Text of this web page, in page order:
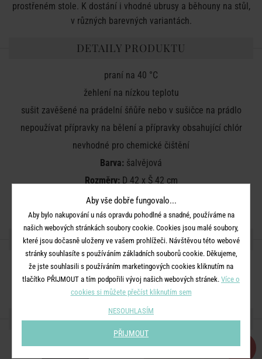
prostřeném stole. K dostání i vhodné ubrusy a běhouny na stůl,
v různých barevných variantách.
DETAILY PRODUKTU
praní na 40 °C
žehlení na nízkou teplotu
sušit zavěšené na prádelní šňůře nebo v sušičce na prádlo
nepoužívat přípravky na bělení a přípravky obsahující chlór
nevhodné pro chemické čištění
Barva: šalvějová
Rozměry:D 42 x Š 42 cm
Materiál:len
SDÍLEJTE S PŘÁTELI
DALŠÍ PRODUKTY ZE SÉRIE
-50
Aby vše dobře fungovalo...
Aby bylo nakupování u nás opravdu pohodlné a snadné, používáme na
našich webových stránkách soubory cookie. Cookies jsou malé soubory,
které jsou dočasně uloženy ve vašem prohlížeči. Návštěvou této webové
stránky souhlasíte s používáním základních souborů cookie. Děkujeme,
že jste souhlasili s používáním marketingových cookies kliknutím na
tlačítko PŘIJMOUT a tím podpořili vývoj našich webových stránek. Více o
cookies si můžete přečíst kliknutím sem
NESOUHLASÍM
PŘIJMOUT